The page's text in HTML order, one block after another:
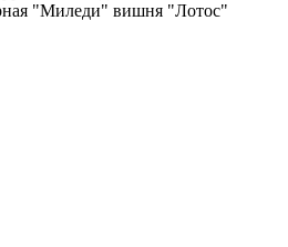
"Миледи" вишня "Лотос"